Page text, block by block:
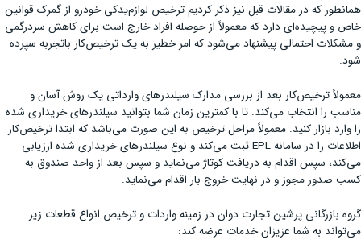
همانطور که در مقالات قبل نیز ذکر کردیم ترخیص لوازم‌یدکی خودرو از گمرک قوانین
خاص و پیچیده‌ای دارد که معمولاً از حوصله افراد خارج است برای کاهش سردرگمی
و مشکلات احتمالی پیشنهاد می‌شود که امر خطیر به یک ترخیص‌کار باتجربه سپرده
شود.
معمولاً ترخیص‌کار بعد از بررسی مدارک سیلندرهای وارداتی یک روش آسان و
مناسب را انتخاب می‌کند. تا با کمترین زمان شما بتوانید سیلندرهای خریداری شده
را وارد بازار کنید. معمولاً مراحل ترخیص به این صورت می‌باشد که ابتدا ترخیص‌کار
اطلاعات را در سامانه EPL ثبت می‌کند و نوع سیلندرهای خریداری شده ارزیابی
می‌کند، سپس اقدام به دریافت کوتاژ می‌نماید و سپس بعد از واحد صندوق به
کسب صدور مجوز و در نهایت خروج بار اقدام می‌نماید.
گروه بازرگانی پرشین تجارت دوان در زمینه واردات و ترخیص انواع قطعات زیر
می‌تواند به شما عزیزان خدمات عرضه کند: